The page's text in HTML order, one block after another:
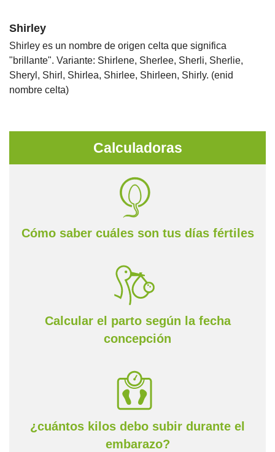
Shirley
Shirley es un nombre de origen celta que significa
"brillante". Variante: Shirlene, Sherlee, Sherli, Sherlie,
Sheryl, Shirl, Shirlea, Shirlee, Shirleen, Shirly. (enid
nombre celta)
Calculadoras
Cómo saber cuáles son tus días fértiles
Calcular el parto según la fecha
concepción
¿cuántos kilos debo subir durante el
embarazo?